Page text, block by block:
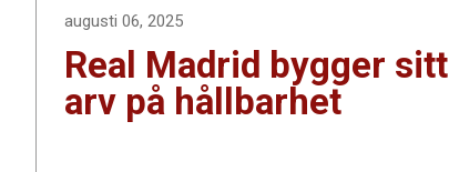
augusti 06, 2025
Real Madrid bygger sitt
arv på hållbarhet